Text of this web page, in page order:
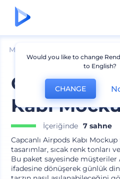
Mockuplar
Capcanlı
Kabı
İçeriğinde 7 sahne
Capcanlı Airpods Kabı
tasarımlar, sıcak renk tonları
Bu paket sayesinde müşteriler
ifadesine dönüşerek günlük
Would you like to change
to English?
CHANGE